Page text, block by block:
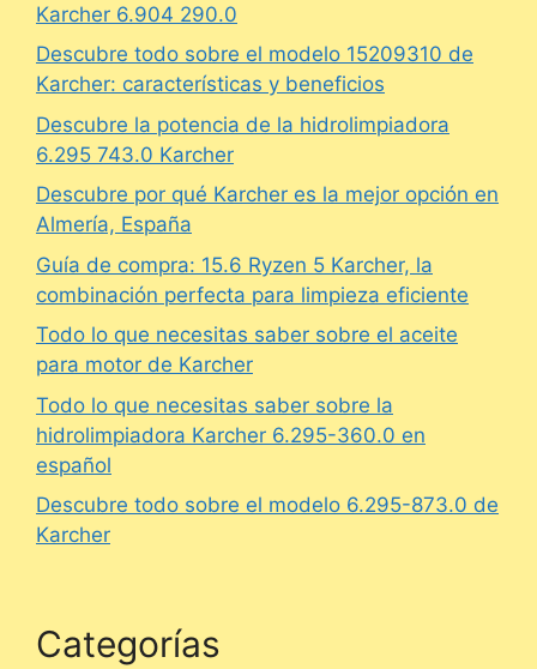
Karcher 6.904 290.0
Descubre todo sobre el modelo 15209310 de
Karcher: características y beneficios
Descubre la potencia de la hidrolimpiadora
6.295 743.0 Karcher
Descubre por qué Karcher es la mejor opción en
Almería, España
Guía de compra: 15.6 Ryzen 5 Karcher, la
combinación perfecta para limpieza eficiente
Todo lo que necesitas saber sobre el aceite
para motor de Karcher
Todo lo que necesitas saber sobre la
hidrolimpiadora Karcher 6.295-360.0 en
español
Descubre todo sobre el modelo 6.295-873.0 de
Karcher
Categorías